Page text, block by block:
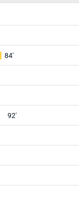
84'
92'